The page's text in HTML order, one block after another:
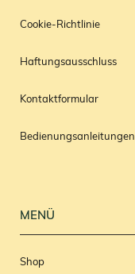
Cookie-Richtlinie
Haftungsausschluss
Kontaktformular
Bedienungsanleitungen
MENÜ
Shop